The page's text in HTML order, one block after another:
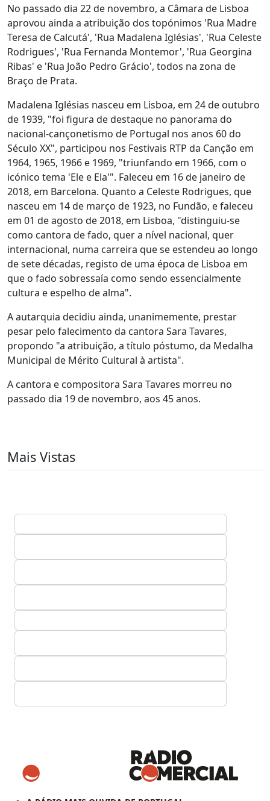
No passado dia 22 de novembro, a Câmara de Lisboa
aprovou ainda a atribuição dos topónimos 'Rua Madre
Teresa de Calcutá', 'Rua Madalena Iglésias', 'Rua Celeste
Rodrigues', 'Rua Fernanda Montemor', 'Rua Georgina
Ribas' e 'Rua João Pedro Grácio', todos na zona de
Braço de Prata.
Madalena Iglésias nasceu em Lisboa, em 24 de outubro
de 1939, "foi figura de destaque no panorama do
nacional-cançonetismo de Portugal nos anos 60 do
Século XX", participou nos Festivais RTP da Canção em
1964, 1965, 1966 e 1969, "triunfando em 1966, com o
icónico tema 'Ele e Ela'". Faleceu em 16 de janeiro de
2018, em Barcelona. Quanto a Celeste Rodrigues, que
nasceu em 14 de março de 1923, no Fundão, e faleceu
em 01 de agosto de 2018, em Lisboa, "distinguiu-se
como cantora de fado, quer a nível nacional, quer
internacional, numa carreira que se estendeu ao longo
de sete décadas, registo de uma época de Lisboa em
que o fado sobressaía como sendo essencialmente
cultura e espelho de alma".
A autarquia decidiu ainda, unanimemente, prestar
pesar pelo falecimento da cantora Sara Tavares,
propondo "a atribuição, a título póstumo, da Medalha
Municipal de Mérito Cultural à artista".
A cantora e compositora Sara Tavares morreu no
passado dia 19 de novembro, aos 45 anos.
Mais Vistas